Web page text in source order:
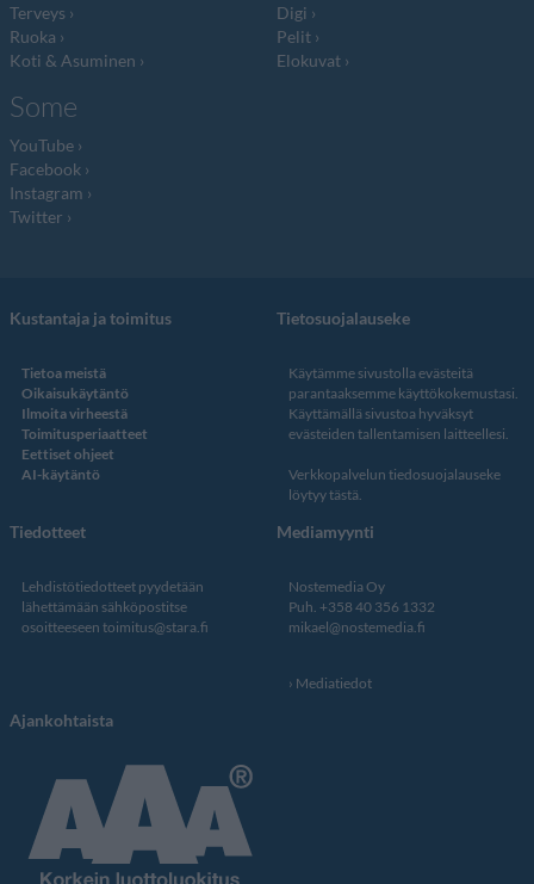
Terveys
Ruoka
Koti & Asuminen
Digi
Pelit
Elokuvat
Some
YouTube
Facebook
Instagram
Twitter
Kustantaja ja toimitus
Tietoa meistä
Oikaisukäytäntö
Ilmoita virheestä
Toimitusperiaatteet
Eettiset ohjeet
AI-käytäntö
Tietosuojalauseke
Käytämme sivustolla evästeitä
parantaaksemme käyttökokemustasi.
Käyttämällä sivustoa hyväksyt
evästeiden tallentamisen laitteellesi.
Verkkopalvelun tiedosuojalauseke
löytyy tästä
Tiedotteet
Lehdistötiedotteet pyydetään
lähettämään sähköpostitse
osoitteeseen toimitus@stara.fi
Mediamyynti
Nostemedia Oy
Puh. +358 40 356 1332
mikael@nostemedia.fi
Mediatiedot
Ajankohtaista